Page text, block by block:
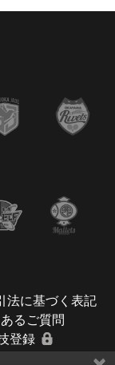
法に基づく表記
るご質問
登録